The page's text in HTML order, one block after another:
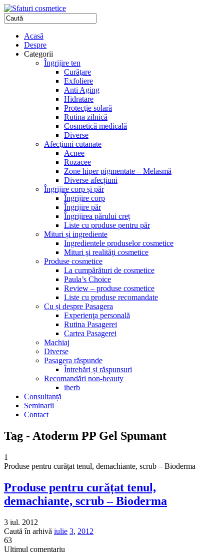
Acasă
Despre
Categorii
Îngrijire ten
Curăţare
Exfoliere
Anti Aging
Hidratare
Protecţie solară
Rutina zilnică
Cosmetică medicală
Diverse
Afecţiuni cutanate
Acnee
Rozacee
Zone hiper pigmentate – Melasmă
Diverse afecțiuni
Îngrijire corp și păr
Îngrijire corp
Îngrijire păr
Îngrijirea părului creț
Liste cu produse pentru păr
Mituri și ingrediente
Ingredientele produselor cosmetice
Mituri şi realităţi cosmetice
Produse cosmetice
La cumpărături de cosmetice
Paula’s Choice
Review – produse cosmetice
Liste cu produse recomandate
Cu și despre Pasagera
Experienţa personală
Rutina Pasagerei
Cartea Pasagerei
Machiaj
Diverse
Pasagera răspunde
Întrebări și răspunsuri
Recomandări non-beauty
iherb
Consultanță
Seminarii
Contact
Tag - Atoderm PP Gel Spumant
1
Produse pentru curățat tenul, demachiante, scrub – Bioderma
Produse pentru curățat tenul,
demachiante, scrub – Bioderma
3 iul. 2012
Caută în arhivă iulie 3, 2012
63
Ultimul comentariu